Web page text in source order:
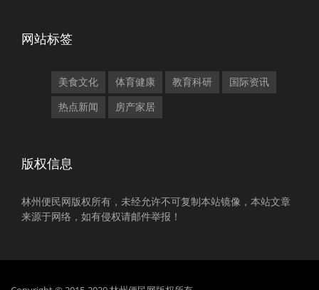
网站标签
美食文化 体育健康 教育科研 国际资讯
热点新闻 房产家居
版权信息
林州便民网版权所有，未经允许不可复制本站镜像，本站文章
来源于网络，如有侵权请邮件举报！